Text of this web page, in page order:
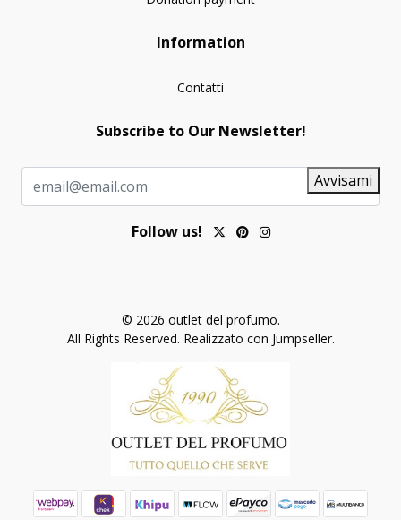
Information
Contatti
Subscribe to Our Newsletter!
Avvisami
Follow us!
© 2026 outlet del profumo.
All Rights Reserved. Realizzato con Jumpseller.